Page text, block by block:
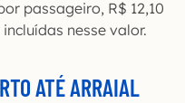
passageiro, R$ 12,10
nesse valor.
ATÉ ARRAIAL